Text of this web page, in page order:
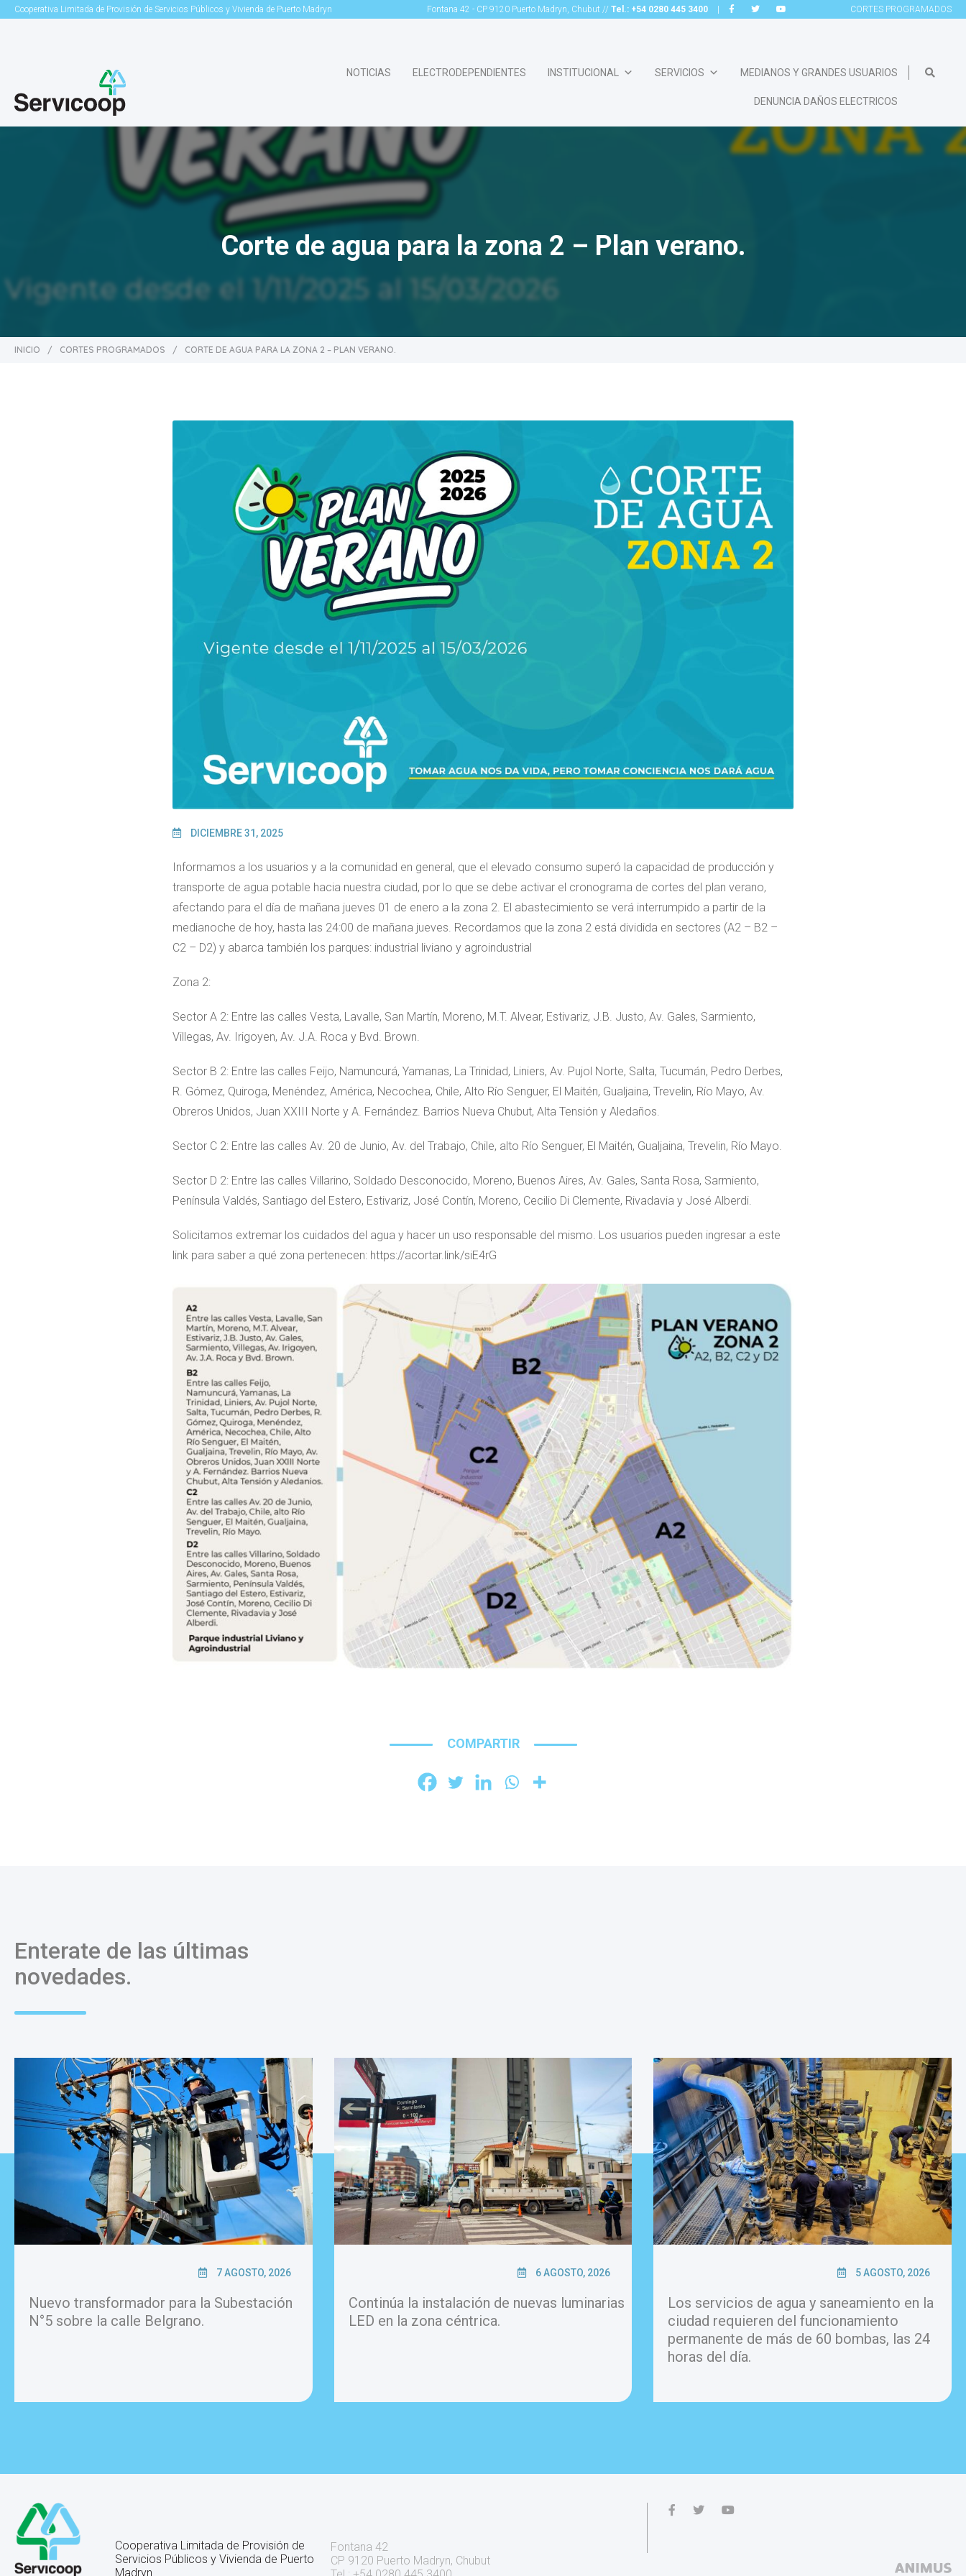
Cooperativa Limitada de Provisión de Servicios Públicos y Vivienda de Puerto Madryn Fontana 42 - CP 9120 Puerto Madryn, Chubut // Tel.: +54 0280 445 3400 CORTES PROGRAMADOS
NOTICIAS ELECTRODEPENDIENTES INSTITUCIONAL SERVICIOS MEDIANOS Y GRANDES USUARIOS
DENUNCIA DAÑOS ELECTRICOS
Corte de agua para la zona 2 – Plan verano.
INICIO / CORTES PROGRAMADOS / CORTE DE AGUA PARA LA ZONA 2 – PLAN VERANO.
DICIEMBRE 31, 2025
Informamos a los usuarios y a la comunidad en general, que el elevado consumo superó la capacidad de producción y
transporte de agua potable hacia nuestra ciudad, por lo que se debe activar el cronograma de cortes del plan verano,
afectando para el día de mañana jueves 01 de enero a la zona 2. El abastecimiento se verá interrumpido a partir de la
medianoche de hoy, hasta las 24:00 de mañana jueves. Recordamos que la zona 2 está dividida en sectores (A2 – B2 –
C2 – D2) y abarca también los parques: industrial liviano y agroindustrial
Zona 2:
Sector A 2: Entre las calles Vesta, Lavalle, San Martín, Moreno, M.T. Alvear, Estivariz, J.B. Justo, Av. Gales, Sarmiento,
Villegas, Av. Irigoyen, Av. J.A. Roca y Bvd. Brown.
Sector B 2: Entre las calles Feijo, Namuncurá, Yamanas, La Trinidad, Liniers, Av. Pujol Norte, Salta, Tucumán, Pedro Derbes,
R. Gómez, Quiroga, Menéndez, América, Necochea, Chile, Alto Río Senguer, El Maitén, Gualjaina, Trevelin, Río Mayo, Av.
Obreros Unidos, Juan XXIII Norte y A. Fernández. Barrios Nueva Chubut, Alta Tensión y Aledaños.
Sector C 2: Entre las calles Av. 20 de Junio, Av. del Trabajo, Chile, alto Río Senguer, El Maitén, Gualjaina, Trevelin, Río Mayo.
Sector D 2: Entre las calles Villarino, Soldado Desconocido, Moreno, Buenos Aires, Av. Gales, Santa Rosa, Sarmiento,
Península Valdés, Santiago del Estero, Estivariz, José Contín, Moreno, Cecilio Di Clemente, Rivadavia y José Alberdi.
Solicitamos extremar los cuidados del agua y hacer un uso responsable del mismo. Los usuarios pueden ingresar a este
link para saber a qué zona pertenecen: https://acortar.link/siE4rG
COMPARTIR
Enterate de las últimas
novedades.
7 AGOSTO, 2026
Nuevo transformador para la Subestación
N°5 sobre la calle Belgrano.
6 AGOSTO, 2026
Continúa la instalación de nuevas luminarias
LED en la zona céntrica.
5 AGOSTO, 2026
Los servicios de agua y saneamiento en la
ciudad requieren del funcionamiento
permanente de más de 60 bombas, las 24
horas del día.
Cooperativa Limitada de Provisión de
Servicios Públicos y Vivienda de Puerto
Madryn
Fontana 42
CP 9120 Puerto Madryn, Chubut